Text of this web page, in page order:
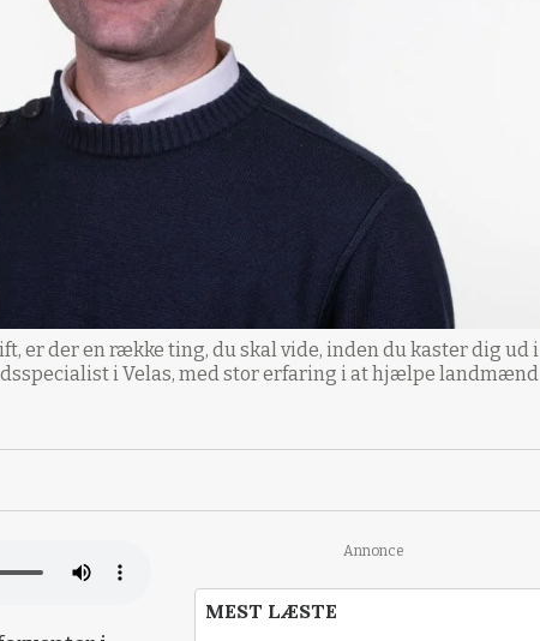
er der en række ting, du skal vide, inden du kaster dig ud i
i Velas, med stor erfaring i at hjælpe landmænd
Annonce
MEST LÆSTE